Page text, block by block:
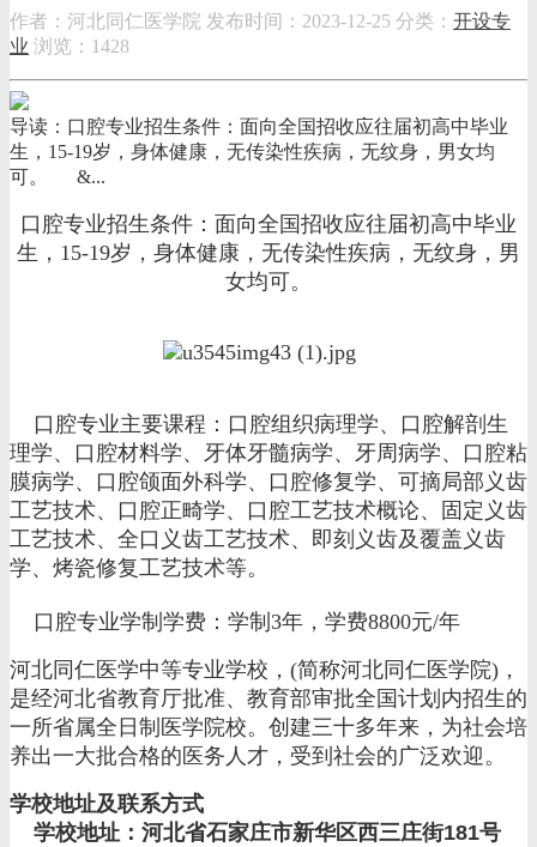
作者：河北同仁医学院 发布时间：2023-12-25 分类： 开设专
业 浏览：1428
导读：口腔专业招生条件：面向全国招收应往届初高中毕业
生，15-19岁，身体健康，无传染性疾病，无纹身，男女均
可。 &...
口腔专业招生条件：面向全国招收应往届初高中毕业
生，15-19岁，身体健康，无传染性疾病，无纹身，男
女均可。
口腔专业主要课程：口腔组织病理学、口腔解剖生
理学、口腔材料学、牙体牙髓病学、牙周病学、口腔粘
膜病学、口腔颌面外科学、口腔修复学、可摘局部义齿
工艺技术、口腔正畸学、口腔工艺技术概论、固定义齿
工艺技术、全口义齿工艺技术、即刻义齿及覆盖义齿
学、烤瓷修复工艺技术等。
口腔专业学制学费：学制3年，学费8800元/年
河北同仁医学中等专业学校，(简称河北同仁医学院)，
是经河北省教育厅批准、教育部审批全国计划内招生的
一所省属全日制医学院校。创建三十多年来，为社会培
养出一大批合格的医务人才，受到社会的广泛欢迎。
学校地址及联系方式
学校地址：河北省石家庄市新华区西三庄街181号